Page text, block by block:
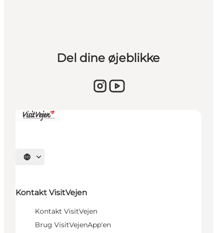
Del dine øjeblikke
Vælg sprog
Kontakt VisitVejen
Kontakt VisitVejen
Brug VisitVejenApp'en